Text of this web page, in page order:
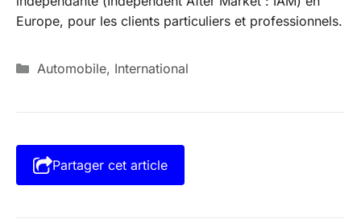
Europe, pour les clients particuliers et professionnels.
Catégories
Automobile, International
Partager cet article